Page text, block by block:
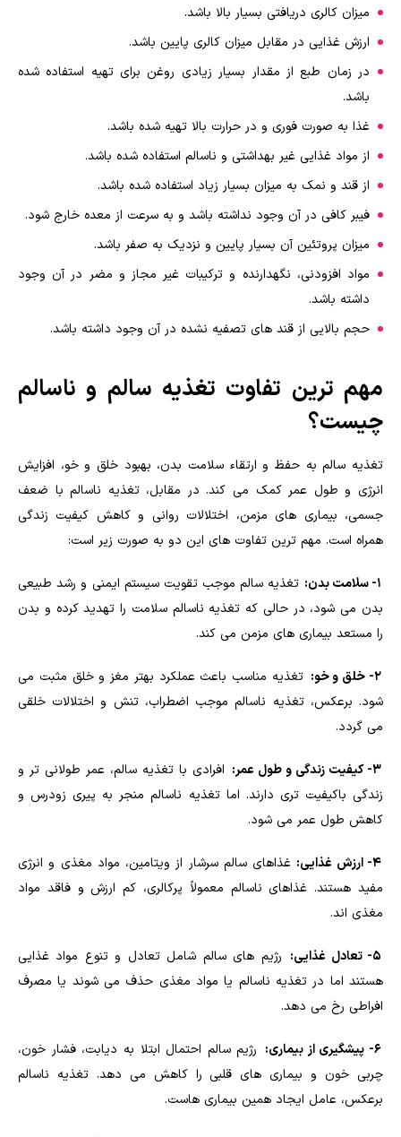
میزان کالری دریافتی بسیار بالا باشد.
ارزش غذایی در مقابل میزان کالری پایین باشد.
در زمان طبع از مقدار بسیار زیادی روغن برای تهیه استفاده شده
باشد.
غذا به صورت فوری و در حرارت بالا تهیه شده باشد.
از مواد غذایی غیر بهداشتی و ناسالم استفاده شده باشد.
از قند و نمک به میزان بسیار زیاد استفاده شده باشد.
فیبر کافی در آن وجود نداشته باشد و به سرعت از معده خارج شود.
میزان پروتئین آن بسیار پایین و نزدیک به صفر باشد.
مواد افزودنی، نگهدارنده و ترکیبات غیر مجاز و مضر در آن وجود
داشته باشد.
حجم بالایی از قند های تصفیه نشده در آن وجود داشته باشد.
مهم ترین تفاوت تغذیه سالم و ناسالم
چیست؟
تغذیه سالم به حفظ و ارتقاء سلامت بدن، بهبود خلق و خو، افزایش
انرژی و طول عمر کمک می کند. در مقابل، تغذیه ناسالم با ضعف
جسمی، بیماری های مزمن، اختلالات روانی و کاهش کیفیت زندگی
همراه است. مهم ترین تفاوت های این دو به صورت زیر است:
1- سلامت بدن:
تغذیه سالم موجب تقویت سیستم ایمنی و رشد طبیعی
بدن می شود، در حالی که تغذیه ناسالم سلامت را تهدید کرده و بدن
را مستعد بیماری های مزمن می کند.
2- خلق و خو:
تغذیه مناسب باعث عملکرد بهتر مغز و خلق مثبت می
شود. برعکس، تغذیه ناسالم موجب اضطراب، تنش و اختلالات خلقی
می گردد.
3- کیفیت زندگی و طول عمر:
افرادی با تغذیه سالم، عمر طولانی تر و
زندگی باکیفیت تری دارند. اما تغذیه ناسالم منجر به پیری زودرس و
کاهش طول عمر می شود.
4- ارزش غذایی:
غذاهای سالم سرشار از ویتامین، مواد مغذی و انرژی
مفید هستند. غذاهای ناسالم معمولاً پرکالری، کم ارزش و فاقد مواد
مغذی اند.
5- تعادل غذایی:
رژیم های سالم شامل تعادل و تنوع مواد غذایی
هستند اما در تغذیه ناسالم یا مواد مغذی حذف می شوند یا مصرف
افراطی رخ می دهد.
6- پیشگیری از بیماری:
رژیم سالم احتمال ابتلا به دیابت، فشار خون،
چربی خون و بیماری های قلبی را کاهش می دهد. تغذیه ناسالم
برعکس، عامل ایجاد همین بیماری هاست.